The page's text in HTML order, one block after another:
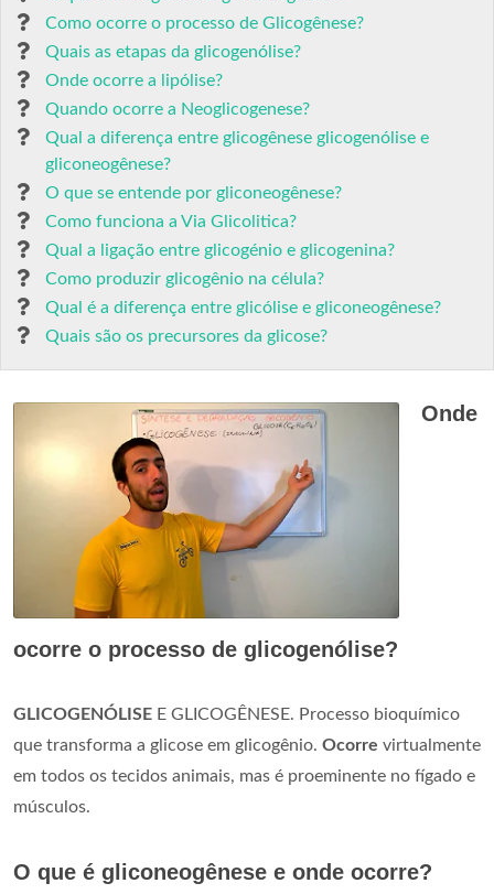
Como ocorre o processo de Glicogênese?
Quais as etapas da glicogenólise?
Onde ocorre a lipólise?
Quando ocorre a Neoglicogenese?
Qual a diferença entre glicogênese glicogenólise e
gliconeogênese?
O que se entende por gliconeogênese?
Como funciona a Via Glicolitica?
Qual a ligação entre glicogénio e glicogenina?
Como produzir glicogênio na célula?
Qual é a diferença entre glicólise e gliconeogênese?
Quais são os precursores da glicose?
Onde
ocorre o processo de glicogenólise?
GLICOGENÓLISE E GLICOGÊNESE. Processo bioquímico
que transforma a glicose em glicogênio. Ocorre virtualmente
em todos os tecidos animais, mas é proeminente no fígado e
músculos.
O que é gliconeogênese e onde ocorre?